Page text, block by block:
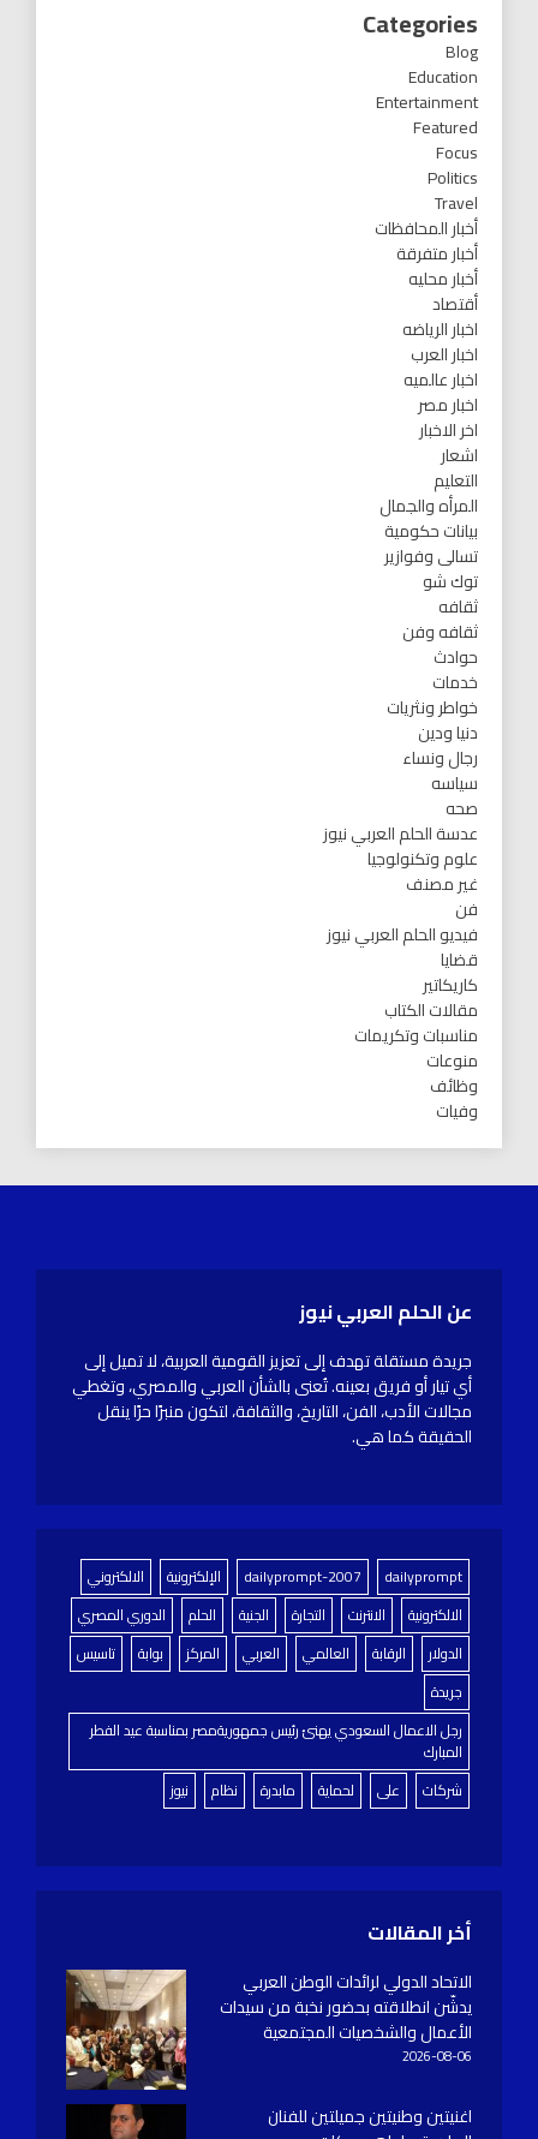
Categories
Blog
Education
Entertainment
Featured
Focus
Politics
Travel
أخبار المحافظات
أخبار متفرقة
أخبار محليه
أقتصاد
اخبار الرياضه
اخبار العرب
اخبار عالميه
اخبار مصر
اخر الاخبار
اشعار
التعليم
المرأه والجمال
بيانات حكومية
تسالى وفوازير
توك شو
ثقافه
ثقافه وفن
حوادث
خدمات
خواطر ونثريات
دنيا ودين
رجال ونساء
سياسه
صحه
عدسة الحلم العربي نيوز
علوم وتكنولوجيا
غير مصنف
فن
فيديو الحلم العربي نيوز
قضايا
كاريكاتير
مقالات الكتاب
مناسبات وتكريمات
منوعات
وظائف
وفيات
عن الحلم العربي نيوز
جريدة مستقلة تهدف إلى تعزيز القومية العربية، لا تميل إلى
أي تيار أو فريق بعينه. تُعنى بالشأن العربي والمصري، وتغطي
مجالات الأدب، الفن، التاريخ، والثقافة، لتكون منبرًا حرًا ينقل
الحقيقة كما هي.
dailyprompt
dailyprompt-2007 الإلكترونية
الالكتروني
الالكترونية
الانترنت التجارة الجنية الحلم
الدوري المصري
الدولار
الرقابة العالمي العربي المركز بوابة
تاسيس
جريدة
رجل الاعمال السعودي يهنئ رئيس جمهوريةمصر بمناسبة عيد الفطر
المبارك
شركات
على لحماية مابدرة نظام نيوز
أخر المقالات
الاتحاد الدولي لرائدات الوطن العربي
يدشّن انطلاقته بحضور نخبة من سيدات
الأعمال والشخصيات المجتمعية
2026-08-06
اغنيتين وطنيتين جميلتين للفنان